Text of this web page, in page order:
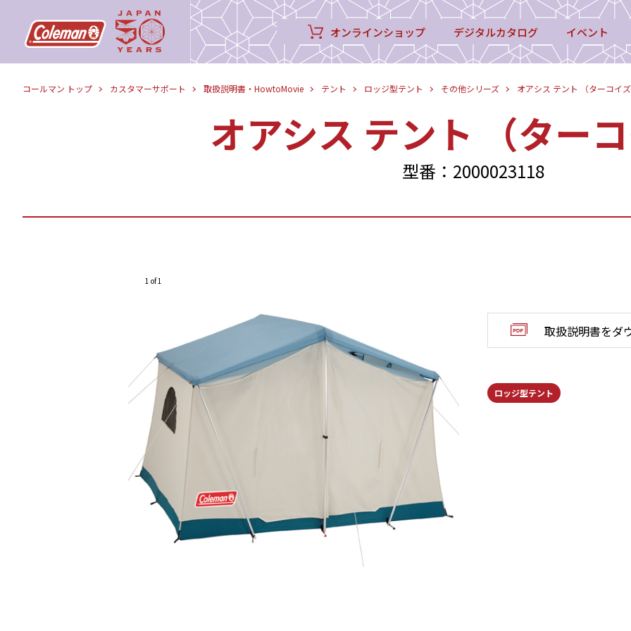
オンラインショップ デジタルカタログ イベント
コールマン トップ カスタマーサポート 取扱説明書・HowtoMovie テント ロッジ型テント その他シリーズ オアシス テント （ターコイズ
オアシス テント （ターコ
型番：2000023118
1 of 1
取扱説明書をダ
ロッジ型テント